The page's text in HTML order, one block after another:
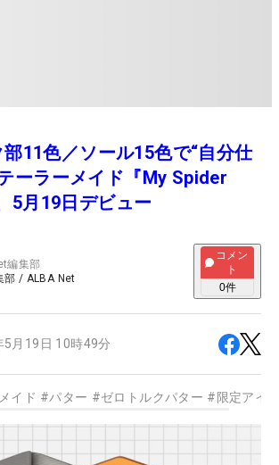
11色／ソール15色で“自分仕
ーラーメイド『My Spider
5月19日デビュー
編集部
部 / ALBA Net
コメン
ト
0件
5月19日 10時49分
イド #パター #ゼロトルクパター # 限定アイ